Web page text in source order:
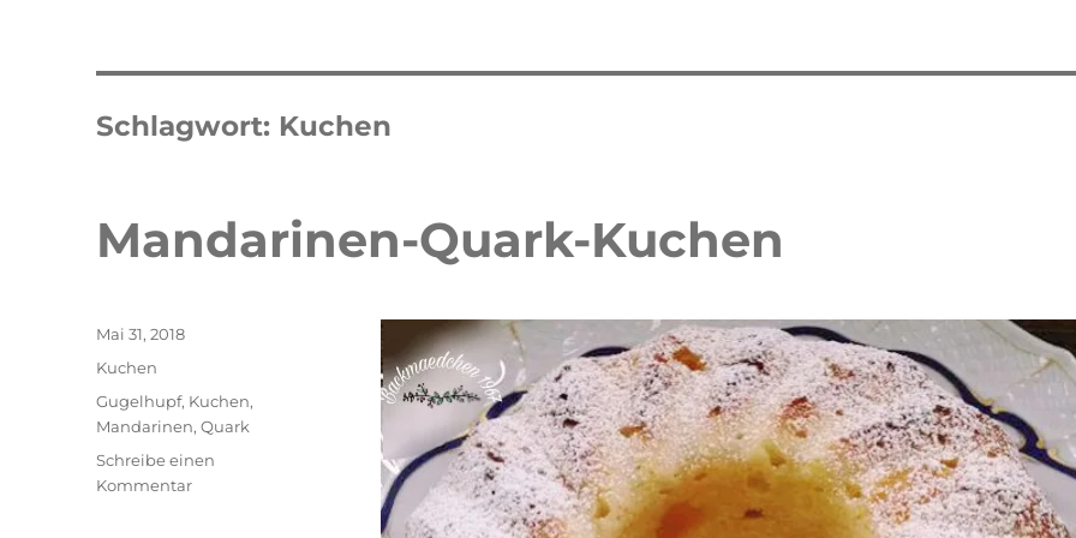
Schlagwort: Kuchen
Mandarinen-Quark-Kuchen
Veröffentlicht
Mai 31, 2018
Kategorien
Kuchen
Schlagwörter
Gugelhupf, Kuchen,
Mandarinen,Quark
Schreibe einen
Kommentarzu